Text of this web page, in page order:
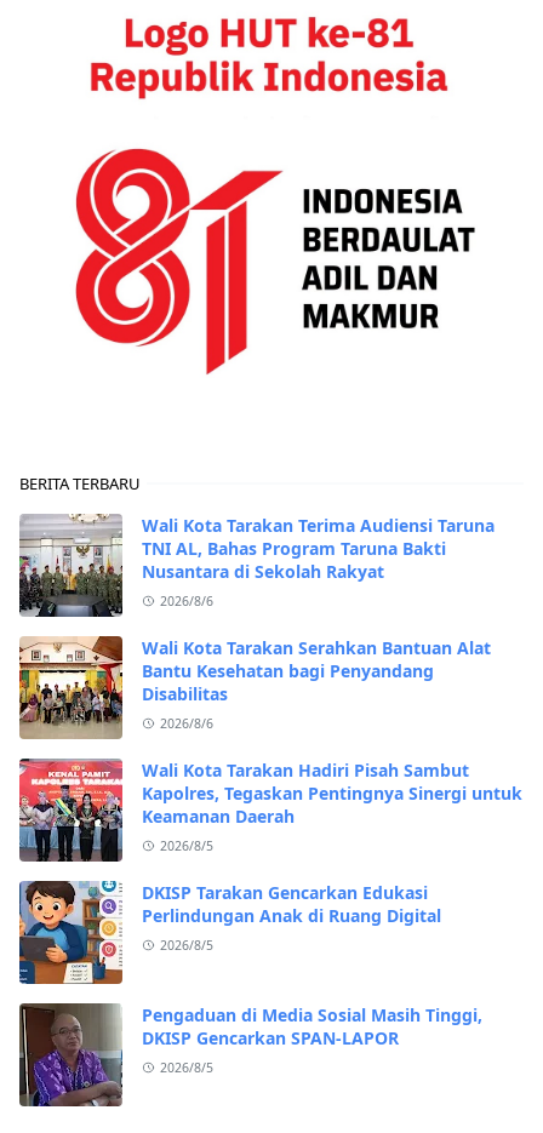
BERITA TERBARU
Wali Kota Tarakan Terima Audiensi Taruna
TNI AL, Bahas Program Taruna Bakti
Nusantara di Sekolah Rakyat
2026/8/6
Wali Kota Tarakan Serahkan Bantuan Alat
Bantu Kesehatan bagi Penyandang
Disabilitas
2026/8/6
Wali Kota Tarakan Hadiri Pisah Sambut
Kapolres, Tegaskan Pentingnya Sinergi untuk
Keamanan Daerah
2026/8/5
DKISP Tarakan Gencarkan Edukasi
Perlindungan Anak di Ruang Digital
2026/8/5
Pengaduan di Media Sosial Masih Tinggi,
DKISP Gencarkan SPAN-LAPOR
2026/8/5